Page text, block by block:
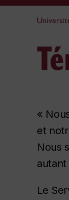
«
et
Nous
Le